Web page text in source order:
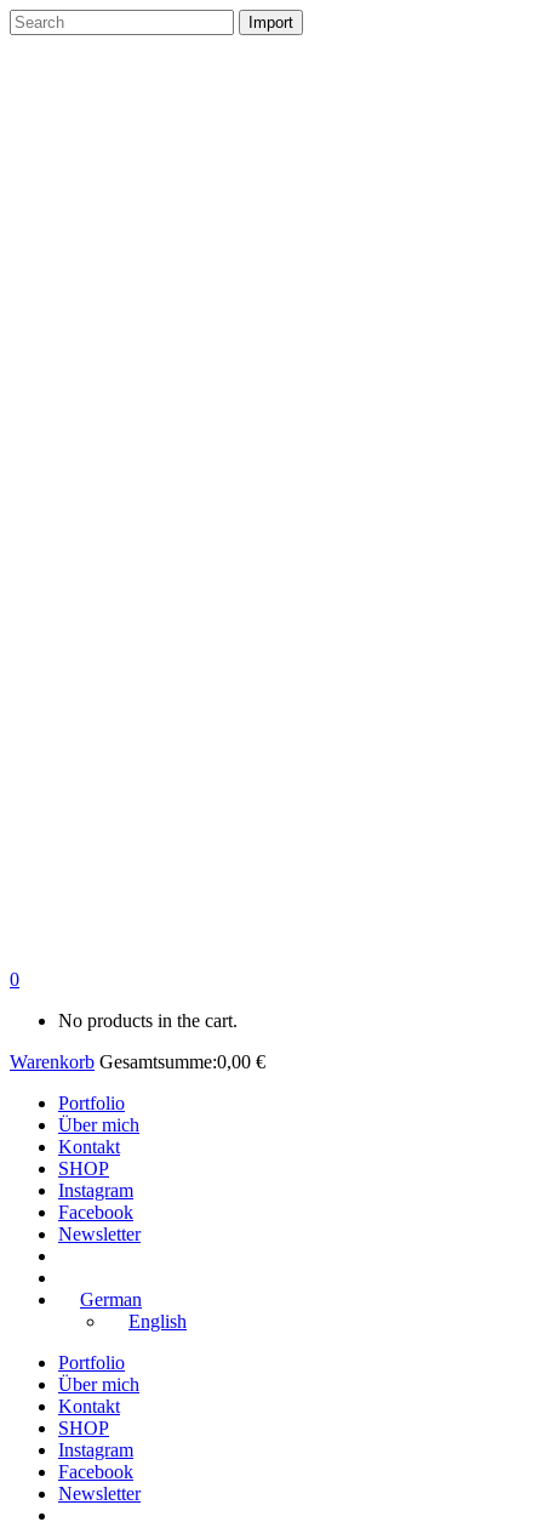
0
No products in the cart.
Warenkorb Gesamtsumme:0,00 €
Portfolio
Über mich
Kontakt
SHOP
Instagram
Facebook
Newsletter
German
English
Portfolio
Über mich
Kontakt
SHOP
Instagram
Facebook
Newsletter